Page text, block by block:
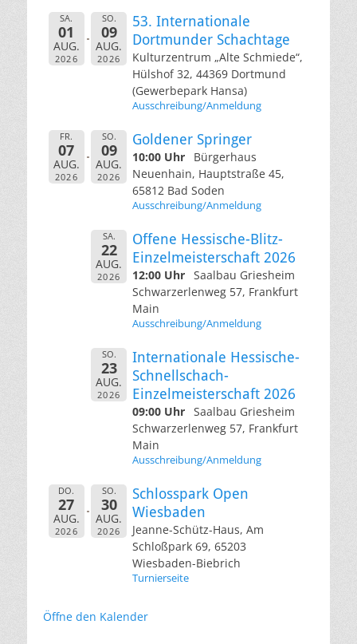
SA.
01
AUG.
2026
SO.
09
AUG.
2026
53. Internationale
Dortmunder Schachtage
Kulturzentrum „Alte Schmiede“,
Hülshof 32, 44369 Dortmund
(Gewerbepark Hansa)
Ausschreibung/Anmeldung
FR.
07
AUG.
2026
SO.
09
AUG.
2026
Goldener Springer
10:00 Uhr
Bürgerhaus
Neuenhain, Hauptstraße 45,
65812 Bad Soden
Ausschreibung/Anmeldung
SA.
22
AUG.
2026
Offene Hessische-Blitz-
Einzelmeisterschaft 2026
12:00 Uhr Saalbau Griesheim
Schwarzerlenweg 57, Frankfurt
Main
Ausschreibung/Anmeldung
SO.
23
AUG.
2026
Internationale Hessische-
Schnellschach-
Einzelmeisterschaft 2026
09:00 Uhr Saalbau Griesheim
Schwarzerlenweg 57, Frankfurt
Main
Ausschreibung/Anmeldung
DO.
27
AUG.
2026
SO.
30
AUG.
2026
Schlosspark Open
Wiesbaden
Jeanne-Schütz-Haus, Am
Schloßpark 69, 65203
Wiesbaden-Biebrich
Turnierseite
Öffne den Kalender